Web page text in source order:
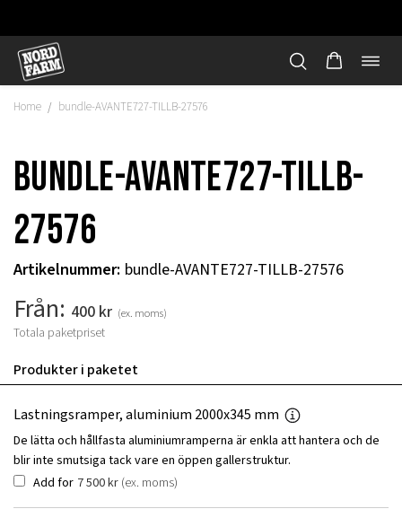
Hoppa
innehåll
Home / bundle-AVANTE727-TILLB-27576
bundle-AVANTE727-TILLB-
27576
Artikelnummer: bundle-AVANTE727-TILLB-27576
Från: 400 kr (ex. moms)
Totala paketpriset
Produkter i paketet
Lastningsramper, aluminium 2000x345 mm
De lätta och hållfasta aluminiumramperna är enkla att hantera och de
blir inte smutsiga tack vare en öppen gallerstruktur.
Add for 7 500kr (ex. moms)